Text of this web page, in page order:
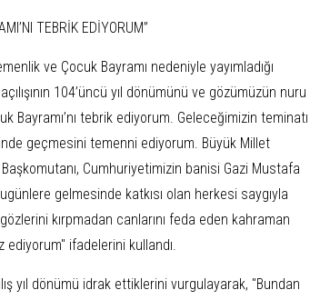
TEBRİK EDİYORUM”
ve Çocuk Bayramı nedeniyle yayımladığı
104’üncü yıl dönümünü ve gözümüzün nuru
Bayramı’nı tebrik ediyorum. Geleceğimizin teminatı
geçmesini temenni ediyorum. Büyük Millet
Başkomutanı, Cumhuriyetimizin banisi Gazi Mustafa
gelmesinde katkısı olan herkesi saygıyla
kırpmadan canlarını feda eden kahraman
ifadelerini kullandı.
yıl dönümü idrak ettiklerini vurgulayarak, "Bundan